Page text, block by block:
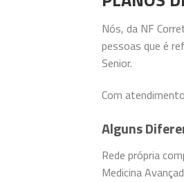
Nós, da NF
pessoas que é
Senior.
Com
Alguns
Rede própria
Medicina